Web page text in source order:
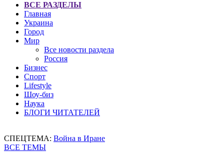
ВСЕ РАЗДЕЛЫ
Главная
Украина
Город
Мир
Все новости раздела
Россия
Бизнес
Спорт
Lifestyle
Шоу-биз
Наука
БЛОГИ ЧИТАТЕЛЕЙ
СПЕЦТЕМА: Война в Иране
ВСЕ ТЕМЫ